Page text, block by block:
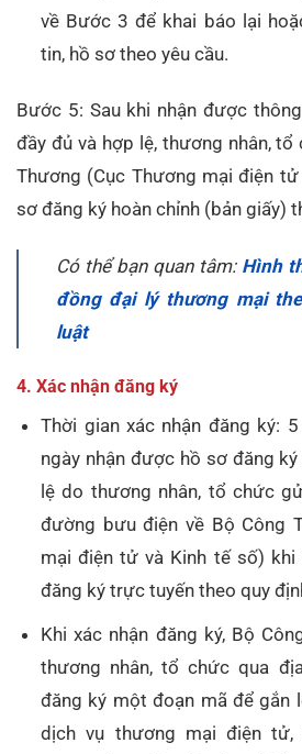
về Bước 3 để khai báo lại
tin, hồ sơ theo yêu cầu.
Bước 5: Sau khi nhận được
đầy đủ và hợp lệ, thương nhân,
Thương (Cục Thương mại điện
sơ đăng ký hoàn chỉnh (bản giấy)
Có thể bạn quan tâm: Hình
đồng đại lý thương mại
luật
4. Xác nhận đăng ký
Thời gian xác nhận đăng ký:
ngày nhận được hồ sơ đăng
lệ do thương nhân, tổ chức
đường bưu điện về Bộ Công
mại điện tử và Kinh tế số) khi
đăng ký trực tuyến theo quy
Khi xác nhận đăng ký, Bộ
thương nhân, tổ chức qua
đăng ký một đoạn mã để gắn
dịch vụ thương mại điện tử,